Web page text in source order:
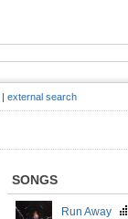
| external search
SONGS
Run Away